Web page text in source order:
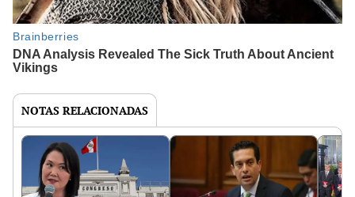
NOTAS RELACIONADAS